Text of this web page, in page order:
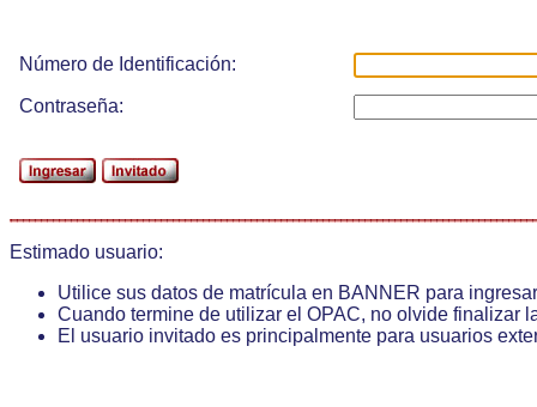
Número de Identificación:
Contraseña:
Estimado usuario:
Utilice sus datos de matrícula en BANNER para ingresar
Cuando termine de utilizar el OPAC, no olvide finalizar
El usuario invitado es principalmente para usuarios